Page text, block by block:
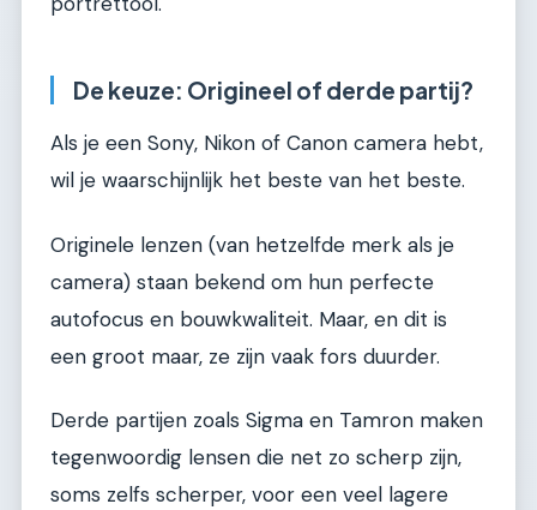
De keuze: Origineel of derde partij?
Als je een Sony, Nikon of Canon camera hebt,
wil je waarschijnlijk het beste van het beste.
Originele lenzen (van hetzelfde merk als je
camera) staan bekend om hun perfecte
autofocus en bouwkwaliteit. Maar, en dit is
een groot maar, ze zijn vaak fors duurder.
Derde partijen zoals Sigma en Tamron maken
tegenwoordig lensen die net zo scherp zijn,
soms zelfs scherper, voor een veel lagere